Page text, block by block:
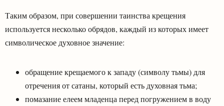
Таким образом, при совершении таинства крещения
используется несколько обрядов, каждый из которых имеет
символическое духовное значение:
обращение крещаемого к западу (символу тьмы) для
отречения от сатаны, который есть духовная тьма;
помазание елеем младенца перед погружением в воду